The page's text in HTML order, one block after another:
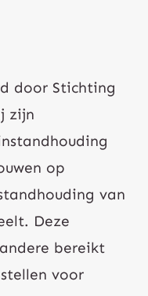
door Stichting
zijn
op
van
Deze
bereikt
voor